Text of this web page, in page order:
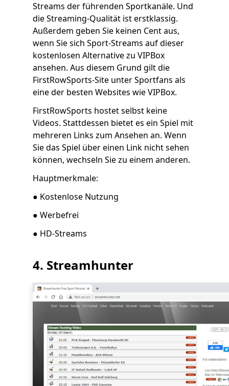
Streams der führenden Sportkanäle. Und
die Streaming-Qualität ist erstklassig.
Außerdem geben Sie keinen Cent aus,
wenn Sie sich Sport-Streams auf dieser
kostenlosen Alternative zu VIPBox
ansehen. Aus diesem Grund gilt die
FirstRowSports-Site unter Sportfans als
eine der besten Websites wie VIPBox.
FirstRowSports hostet selbst keine
Videos. Stattdessen bietet es ein Spiel mit
mehreren Links zum Ansehen an. Wenn
Sie das Spiel über einen Link nicht sehen
können, wechseln Sie zu einem anderen.
Hauptmerkmale:
● Kostenlose Nutzung
● Werbefrei
● HD-Streams
4. Streamhunter